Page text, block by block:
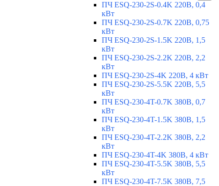
ПЧ ESQ-230-2S-0.4K 220В, 0,4
кВт
ПЧ ESQ-230-2S-0.7K 220В, 0,75
кВт
ПЧ ESQ-230-2S-1.5K 220В, 1,5
кВт
ПЧ ESQ-230-2S-2.2K 220В, 2,2
кВт
ПЧ ESQ-230-2S-4K 220В, 4 кВт
ПЧ ESQ-230-2S-5.5K 220В, 5,5
кВт
ПЧ ESQ-230-4T-0.7K 380В, 0,7
кВт
ПЧ ESQ-230-4T-1.5K 380В, 1,5
кВт
ПЧ ESQ-230-4T-2.2K 380В, 2,2
кВт
ПЧ ESQ-230-4T-4K 380В, 4 кВт
ПЧ ESQ-230-4T-5.5K 380В, 5,5
кВт
ПЧ ESQ-230-4T-7.5K 380В, 7,5